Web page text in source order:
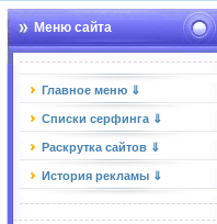
Меню сайта
Главное меню ⇓
Списки серфинга ⇓
Раскрутка сайтов ⇓
История рекламы ⇓